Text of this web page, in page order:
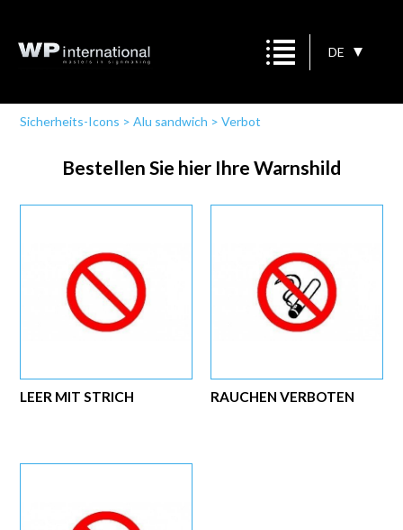
DE
Sicherheits-Icons >Alu sandwich >Verbot
Bestellen Sie hier Ihre Warnshild
LEER MIT STRICH RAUCHEN VERBOTEN